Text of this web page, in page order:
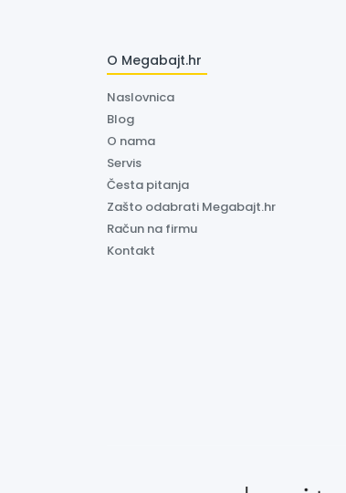
O Megabajt.hr
Naslovnica
Blog
O nama
Servis
Česta pitanja
Zašto odabrati Megabajt.hr
Račun na firmu
Kontakt